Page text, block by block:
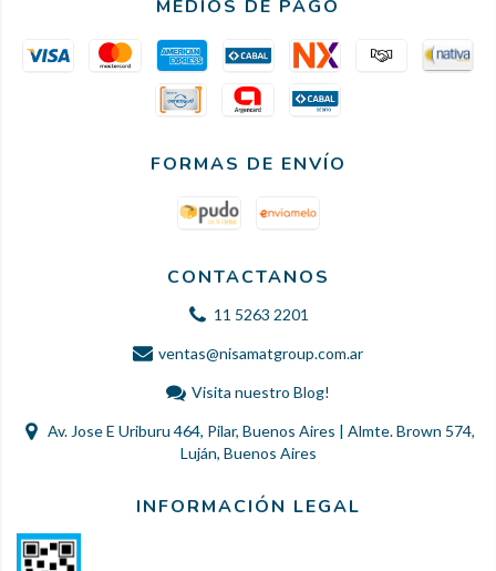
MEDIOS DE PAGO
FORMAS DE ENVÍO
CONTACTANOS
11 5263 2201
ventas@nisamatgroup.com.ar
Visita nuestro Blog!
Av. Jose E Uriburu 464, Pilar, Buenos Aires | Almte. Brown 574,
Luján, Buenos Aires
INFORMACIÓN LEGAL